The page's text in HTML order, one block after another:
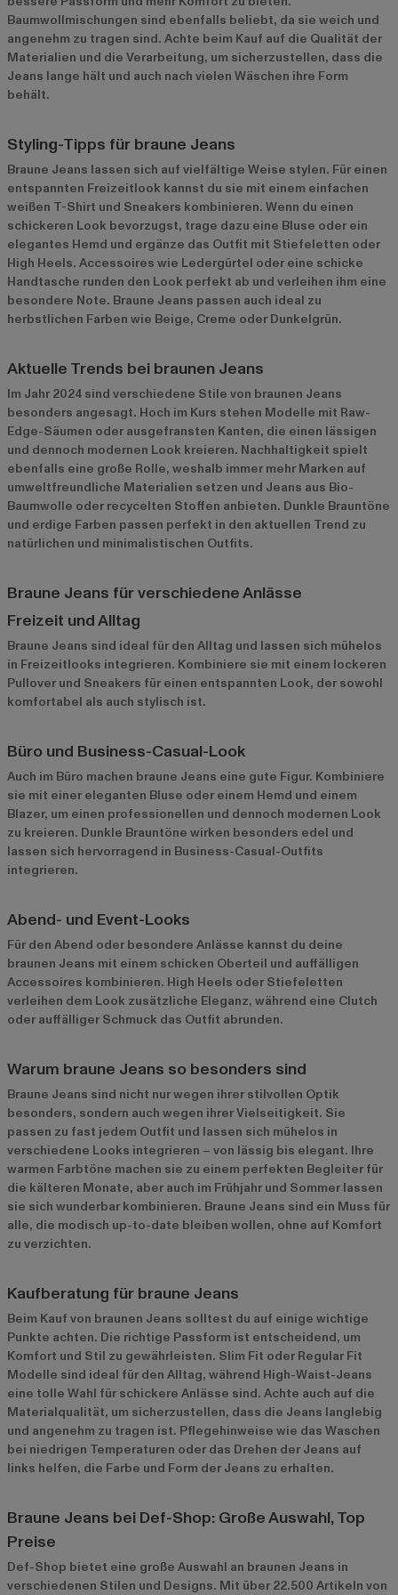
Baumwollmischungen sind ebenfalls beliebt, da sie weich und
angenehm zu tragen sind. Achte beim Kauf auf die Qualität der
Materialien und die Verarbeitung, um sicherzustellen, dass die
Jeans lange hält und auch nach vielen Wäschen ihre Form
behält.
Styling-Tipps für braune Jeans
Braune Jeans lassen sich auf vielfältige Weise stylen. Für einen
entspannten Freizeitlook kannst du sie mit einem einfachen
weißen T-Shirt und Sneakers kombinieren. Wenn du einen
schickeren Look bevorzugst, trage dazu eine Bluse oder ein
elegantes Hemd und ergänze das Outfit mit Stiefeletten oder
High Heels. Accessoires wie Ledergürtel oder eine schicke
Handtasche runden den Look perfekt ab und verleihen ihm eine
besondere Note. Braune Jeans passen auch ideal zu
herbstlichen Farben wie Beige, Creme oder Dunkelgrün.
Aktuelle Trends bei braunen Jeans
Im Jahr 2024 sind verschiedene Stile von braunen Jeans
besonders angesagt. Hoch im Kurs stehen Modelle mit Raw-
Edge-Säumen oder ausgefransten Kanten, die einen lässigen
und dennoch modernen Look kreieren. Nachhaltigkeit spielt
ebenfalls eine große Rolle, weshalb immer mehr Marken auf
umweltfreundliche Materialien setzen und Jeans aus Bio-
Baumwolle oder recycelten Stoffen anbieten. Dunkle Brauntöne
und erdige Farben passen perfekt in den aktuellen Trend zu
natürlichen und minimalistischen Outfits.
Braune Jeans für verschiedene Anlässe
Freizeit und Alltag
Braune Jeans sind ideal für den Alltag und lassen sich mühelos
in Freizeitlooks integrieren. Kombiniere sie mit einem lockeren
Pullover und Sneakers für einen entspannten Look, der sowohl
komfortabel als auch stylisch ist.
Büro und Business-Casual-Look
Auch im Büro machen braune Jeans eine gute Figur. Kombiniere
sie mit einer eleganten Bluse oder einem Hemd und einem
Blazer, um einen professionellen und dennoch modernen Look
zu kreieren. Dunkle Brauntöne wirken besonders edel und
lassen sich hervorragend in Business-Casual-Outfits
integrieren.
Abend- und Event-Looks
Für den Abend oder besondere Anlässe kannst du deine
braunen Jeans mit einem schicken Oberteil und auffälligen
Accessoires kombinieren. High Heels oder Stiefeletten
verleihen dem Look zusätzliche Eleganz, während eine Clutch
oder auffälliger Schmuck das Outfit abrunden.
Warum braune Jeans so besonders sind
Braune Jeans sind nicht nur wegen ihrer stilvollen Optik
besonders, sondern auch wegen ihrer Vielseitigkeit. Sie
passen zu fast jedem Outfit und lassen sich mühelos in
verschiedene Looks integrieren – von lässig bis elegant. Ihre
warmen Farbtöne machen sie zu einem perfekten Begleiter für
die kälteren Monate, aber auch im Frühjahr und Sommer lassen
sie sich wunderbar kombinieren. Braune Jeans sind ein Muss für
alle, die modisch up-to-date bleiben wollen, ohne auf Komfort
zu verzichten.
Kaufberatung für braune Jeans
Beim Kauf von braunen Jeans solltest du auf einige wichtige
Punkte achten. Die richtige Passform ist entscheidend, um
Komfort und Stil zu gewährleisten. Slim Fit oder Regular Fit
Modelle sind ideal für den Alltag, während High-Waist-Jeans
eine tolle Wahl für schickere Anlässe sind. Achte auch auf die
Materialqualität, um sicherzustellen, dass die Jeans langlebig
und angenehm zu tragen ist. Pflegehinweise wie das Waschen
bei niedrigen Temperaturen oder das Drehen der Jeans auf
links helfen, die Farbe und Form der Jeans zu erhalten.
Braune Jeans bei Def-Shop: Große Auswahl, Top
Preise
Def-Shop bietet eine große Auswahl an braunen Jeans in
verschiedenen Stilen und Designs. Mit über 22.500 Artikeln von